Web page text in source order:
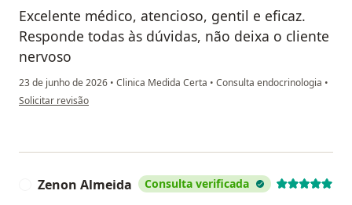
Excelente médico, atencioso, gentil e eficaz.
Responde todas às dúvidas, não deixa o cliente
nervoso
23 de junho de 2026 • Clinica Medida Certa • Consulta endocrinologia •
na opinião do utilizador Valéria Ferreira da Silva
Solicitar revisão
Zenon Almeida Consulta verificada